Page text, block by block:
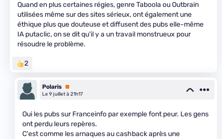
Quand en plus certaines régies, genre Taboola ou Outbrain
utilisées même sur des sites sérieux, ont également une
éthique plus que douteuse et diffusent des pubs elle-même
IA putaclic, on se dit qu'il y a un travail monstrueux pour
résoudre le problème.
2
Polaris Premium
Le 9 juillet à 21h17
Oui les pubs sur Franceinfo par exemple font peur. Les gens
ont perdu leurs repères.
C'est comme les arnaques au cashback après une